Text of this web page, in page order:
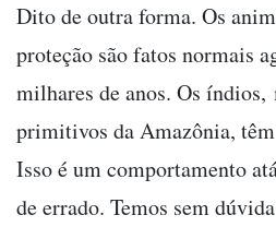
Dito de outra forma. Os
proteção são fatos normais
milhares de anos. Os índios,
primitivos da Amazônia,
Isso é um comportamento
de errado. Temos sem